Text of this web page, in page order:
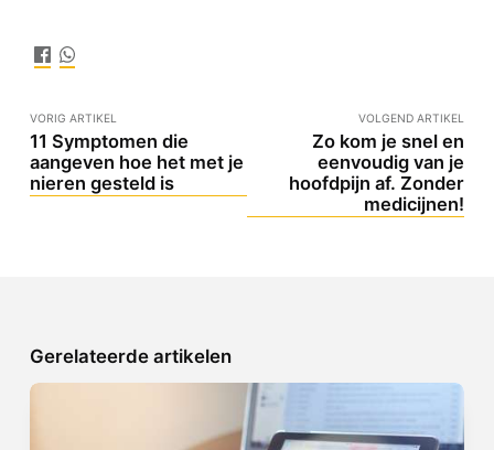
VORIG ARTIKEL
11 Symptomen die
aangeven hoe het met je
nieren gesteld is
VOLGEND ARTIKEL
Zo kom je snel en
eenvoudig van je
hoofdpijn af. Zonder
medicijnen!
Gerelateerde artikelen